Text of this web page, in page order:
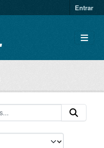
Entrar